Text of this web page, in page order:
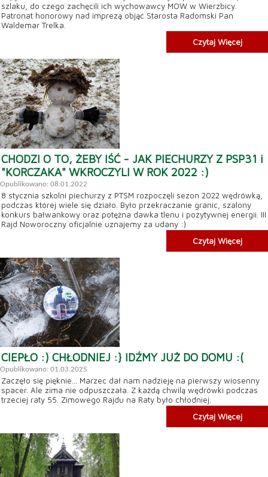
szlaku, do czego zachęcili ich wychowawcy MOW w Wierzbicy.
Patronat honorowy nad imprezą objąć Starosta Radomski Pan
Waldemar Trelka.
Czytaj Więcej
CHODZI O TO, ŻEBY IŚĆ - JAK PIECHURZY Z PSP31 i
"KORCZAKA" WKROCZYLI W ROK 2022 :)
Opublikowano: 08.01.2022
8 stycznia szkolni piechurzy z PTSM rozpoczęli sezon 2022 wędrówką,
podczas której wiele się działo. Było przekraczanie granic, szalony
konkurs bałwankowy oraz potężna dawka tlenu i pozytywnej energii. III
Rajd Noworoczny oficjalnie uznajemy za udany :)
Czytaj Więcej
CIEPŁO :) CHŁODNIEJ :} IDŹMY JUŻ DO DOMU :(
Opublikowano: 01.03.2025
Zaczęło się pięknie... Marzec dał nam nadzieję na pierwszy wiosenny
spacer. Ale zima nie odpuszczała. Z każdą chwilą wędrówki podczas
trzeciej raty 55. Zimowego Rajdu na Raty było chłodniej.
Czytaj Więcej